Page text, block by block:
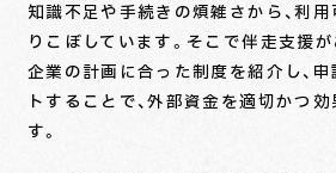
知識不足や手続きの煩雑さから、利
りこぼしています。そこで伴走支援
企業の計画に合った制度を紹介し、
トすることで、外部資金を適切かつ
す。